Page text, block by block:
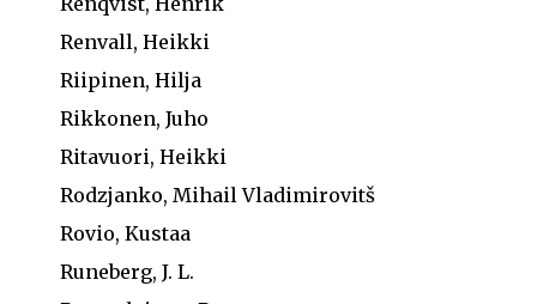
Renvall, Heikki
Riipinen, Hilja
Rikkonen, Juho
Ritavuori, Heikki
Rodzjanko, Mihail Vladimirovitš
Rovio, Kustaa
Runeberg, J. L.